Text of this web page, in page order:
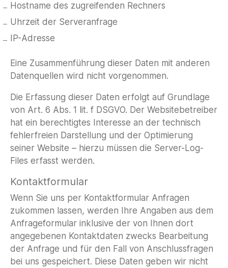
Hostname des zugreifenden Rechners
Uhrzeit der Serveranfrage
IP-Adresse
Eine Zusammenführung dieser Daten mit anderen
Datenquellen wird nicht vorgenommen.
Die Erfassung dieser Daten erfolgt auf Grundlage
von Art. 6 Abs. 1 lit. f DSGVO. Der Websitebetreiber
hat ein berechtigtes Interesse an der technisch
fehlerfreien Darstellung und der Optimierung
seiner Website – hierzu müssen die Server-Log-
Files erfasst werden.
Kontaktformular
Wenn Sie uns per Kontaktformular Anfragen
zukommen lassen, werden Ihre Angaben aus dem
Anfrageformular inklusive der von Ihnen dort
angegebenen Kontaktdaten zwecks Bearbeitung
der Anfrage und für den Fall von Anschlussfragen
bei uns gespeichert. Diese Daten geben wir nicht